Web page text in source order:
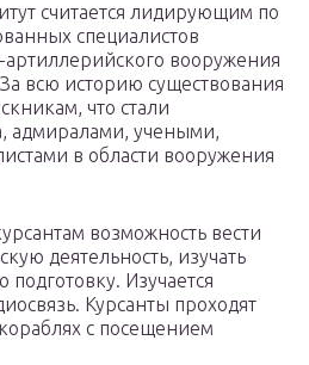
считается лидирующим по
специалистов
вооружения
всю историю существования
что стали
адмиралами, учеными,
в области вооружения
возможность вести
деятельность, изучать
Изучается
Курсанты проходят
с посещением